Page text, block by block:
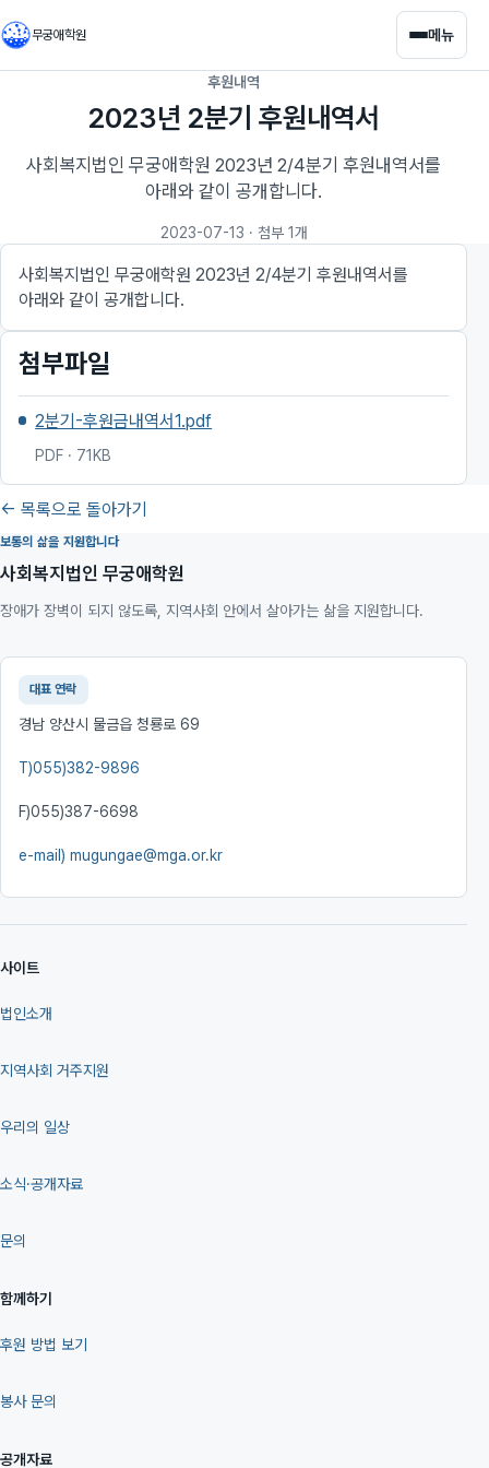
무궁애학원 메뉴
후원내역
2023년 2분기 후원내역서
사회복지법인 무궁애학원 2023년 2/4분기 후원내역서를
아래와 같이 공개합니다.
2023-07-13 · 첨부 1개
사회복지법인 무궁애학원 2023년 2/4분기 후원내역서를
아래와 같이 공개합니다.
첨부파일
2분기-후원금내역서1.pdf
PDF · 71KB
← 목록으로 돌아가기
보통의 삶을 지원합니다
사회복지법인 무궁애학원
장애가 장벽이 되지 않도록, 지역사회 안에서 살아가는 삶을 지원합니다.
대표 연락
경남 양산시 물금읍 청룡로 69
T)055)382-9896
F)055)387-6698
e-mail) mugungae@mga.or.kr
사이트
법인소개
지역사회 거주지원
우리의 일상
소식·공개자료
문의
함께하기
후원 방법 보기
봉사 문의
공개자료